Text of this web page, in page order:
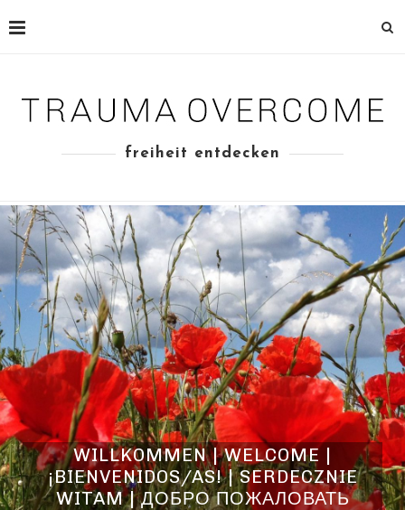
freiheit entdecken
WILLKOMMEN | WELCOME |
¡BIENVENIDOS/AS! | SERDECZNIE
WITAM | ДОБРО ПОЖАЛОВАТЬ